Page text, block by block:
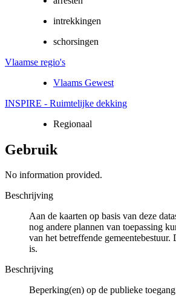
intrekkingen
schorsingen
Vlaamse regio's
Vlaams Gewest
INSPIRE - Ruimtelijke dekking
Regionaal
Gebruik
No information provided.
Beschrijving
Aan de kaarten op basis van deze
nog andere plannen van toepassing
van het betreffende
is.
Beschrijving
Beperking(en) op de publieke toegang